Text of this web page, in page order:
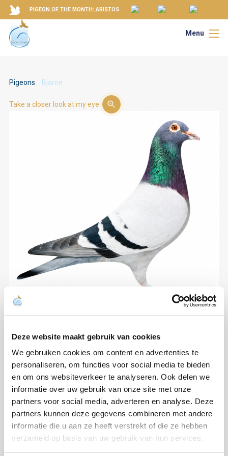
Deze website maakt gebruik van cookies
We gebruiken cookies om content en advertenties te
personaliseren, om functies voor social media te bieden
en om ons websiteverkeer te analyseren. Ook delen we
informatie over uw gebruik van onze site met onze
partners voor social media, adverteren en analyse. Deze
partners kunnen deze gegevens combineren met andere
informatie die u aan ze heeft verstrekt of die ze hebben
verzameld op basis van uw gebruik van hun services.
PIGEON OF THE MONTH: ARISTOS
Menu
Pigeons Bjarne
Take a closer look at my eye